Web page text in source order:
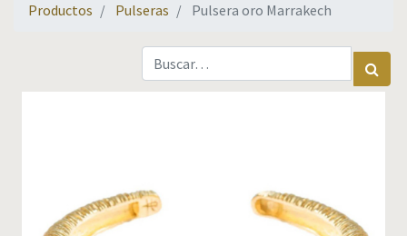
Productos Pulseras Pulsera oro Marrakech